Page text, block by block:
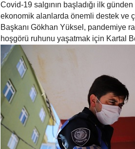
Covid-19 salgının başladığı ilk
ekonomik alanlarda önemli destek ve
Başkanı Gökhan Yüksel, pandemiye
hoşgörü ruhunu yaşatmak için Kartal